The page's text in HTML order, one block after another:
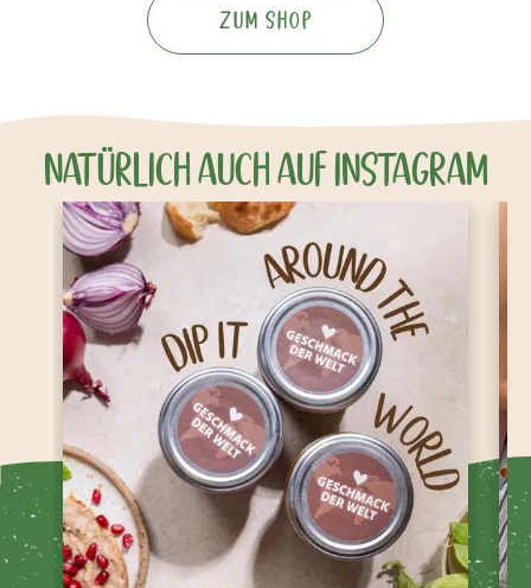
Zum Shop
Natürlich auch auf Instagram